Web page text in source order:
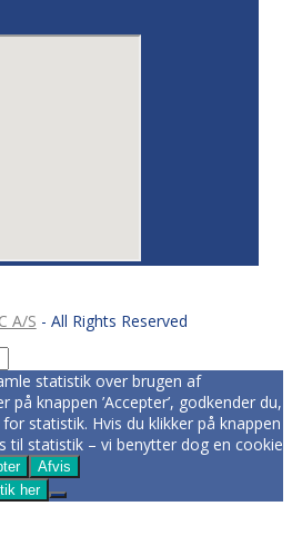
A/S - All Rights Reserved
statistik over brugen af
på knappen ’Accepter’, godkender du,
statistik. Hvis du klikker på knappen
til statistik – vi benytter dog en cookie
Afvis
her